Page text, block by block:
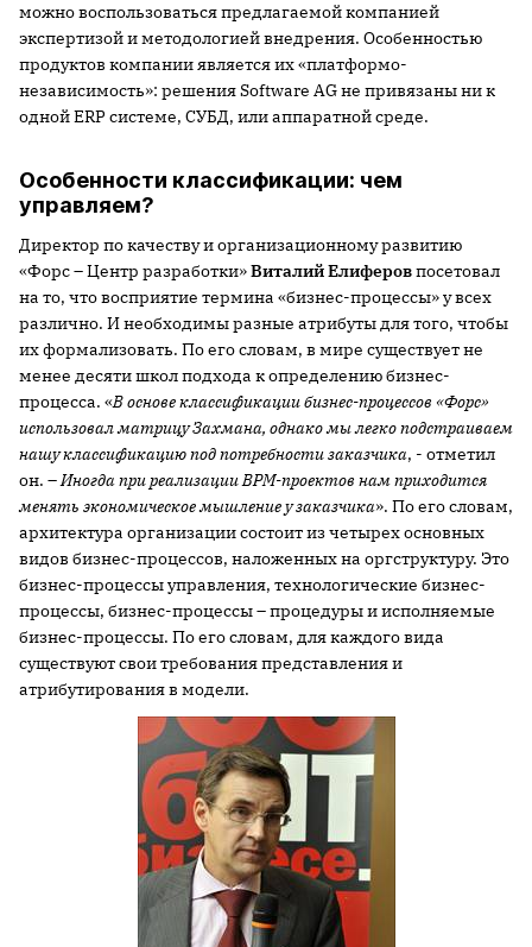
можно воспользоваться предлагаемой компанией
экспертизой и методологией внедрения. Особенностью
продуктов компании является их «платформо-
независимость»: решения Software AG не привязаны ни к
одной ERP системе, СУБД, или аппаратной среде.
Особенности классификации: чем
управляем?
Директор по качеству и организационному развитию
«Форс – Центр разработки»Виталий Елиферовпосетовал
на то, что восприятие термина «бизнес-процессы» у всех
различно. И необходимы разные атрибуты для того, чтобы
их формализовать. По его словам, в мире существует не
менее десяти школ подхода к определению бизнес-
процесса. «В основе классификации бизнес-процессов «Форс»
использовал матрицу Захмана, однако мы легко подстраиваем
нашу классификацию под потребности заказчика, - отметил
он. –Иногда при реализации ВРМ-проектов нам приходится
менять экономическое мышление у заказчика». По его словам,
архитектура организации состоит из четырех основных
видов бизнес-процессов, наложенных на оргструктуру. Это
бизнес-процессы управления, технологические бизнес-
процессы, бизнес-процессы – процедуры и исполняемые
бизнес-процессы. По его словам, для каждого вида
существуют свои требования представления и
атрибутирования в модели.